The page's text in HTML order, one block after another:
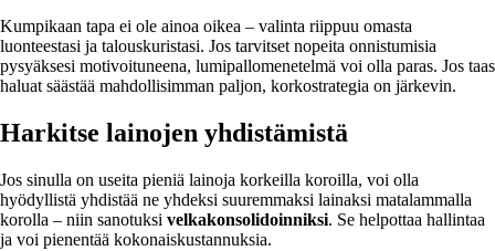
Kumpikaan tapa ei ole ainoa oikea – valinta riippuu omasta
luonteestasi ja talouskuristasi. Jos tarvitset nopeita onnistumisia
pysyäksesi motivoituneena, lumipallomenetelmä voi olla paras. Jos taas
haluat säästää mahdollisimman paljon, korkostrategia on järkevin.
Harkitse lainojen yhdistämistä
Jos sinulla on useita pieniä lainoja korkeilla koroilla, voi olla
hyödyllistä yhdistää ne yhdeksi suuremmaksi lainaksi matalammalla
korolla – niin sanotuksi velkakonsolidoinniksi. Se helpottaa hallintaa
ja voi pienentää kokonaiskustannuksia.